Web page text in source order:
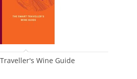
Wine Guide